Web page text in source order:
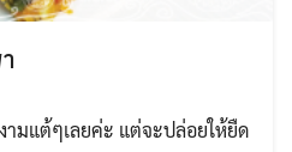
มแต้ๆเลยค่ะ แต่จะปล่อยให้ยืด